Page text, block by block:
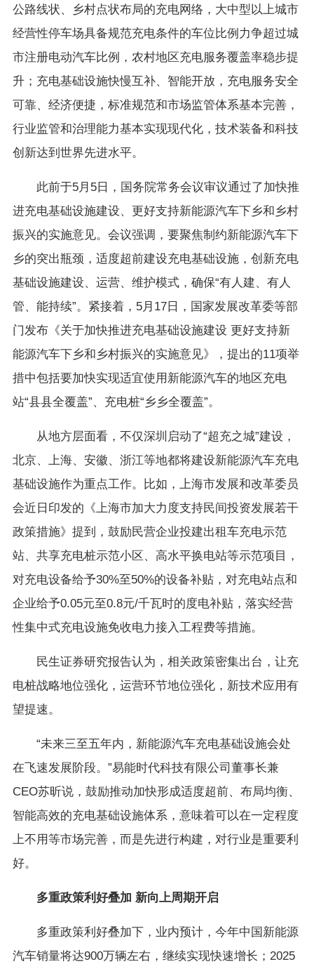
公路线状、乡村点状布局的充电网络，大中型以上城市
经营性停车场具备规范充电条件的车位比例力争超过城
市注册电动汽车比例，农村地区充电服务覆盖率稳步提
升；充电基础设施快慢互补、智能开放，充电服务安全
可靠、经济便捷，标准规范和市场监管体系基本完善，
行业监管和治理能力基本实现现代化，技术装备和科技
创新达到世界先进水平。
此前于5月5日，国务院常务会议审议通过了加快推
进充电基础设施建设、更好支持新能源汽车下乡和乡村
振兴的实施意见。会议强调，要聚焦制约新能源汽车下
乡的突出瓶颈，适度超前建设充电基础设施，创新充电
基础设施建设、运营、维护模式，确保“有人建、有人
管、能持续”。紧接着，5月17日，国家发展改革委等部
门发布《关于加快推进充电基础设施建设 更好支持新
能源汽车下乡和乡村振兴的实施意见》，提出的11项举
措中包括要加快实现适宜使用新能源汽车的地区充电
站“县县全覆盖”、充电桩“乡乡全覆盖”。
从地方层面看，不仅深圳启动了“超充之城”建设，
北京、上海、安徽、浙江等地都将建设新能源汽车充电
基础设施作为重点工作。比如，上海市发展和改革委员
会近日印发的《上海市加大力度支持民间投资发展若干
政策措施》提到，鼓励民营企业投建出租车充电示范
站、共享充电桩示范小区、高水平换电站等示范项目，
对充电设备给予30%至50%的设备补贴，对充电站点和
企业给予0.05元至0.8元/千瓦时的度电补贴，落实经营
性集中式充电设施免收电力接入工程费等措施。
民生证券研究报告认为，相关政策密集出台，让充
电桩战略地位强化，运营环节地位强化，新技术应用有
望提速。
“未来三至五年内，新能源汽车充电基础设施会处
在飞速发展阶段。”易能时代科技有限公司董事长兼
CEO苏昕说，鼓励推动加快形成适度超前、布局均衡、
智能高效的充电基础设施体系，意味着可以在一定程度
上不用等市场完善，而是先进行构建，对行业是重要利
好。
多重政策利好叠加 新向上周期开启
多重政策利好叠加下，业内预计，今年中国新能源
汽车销量将达900万辆左右，继续实现快速增长；2025